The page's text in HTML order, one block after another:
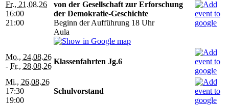
Fr., 21.08.26
16:00
21:00
von der Gesellschaft zur Erforschung
der Demokratie-Geschichte
Beginn der Aufführung 18 Uhr
Aula
Mo., 24.08.26
- Fr., 28.08.26
Klassenfahrten Jg.6
Mi., 26.08.26
17:30
19:00
Schulvorstand